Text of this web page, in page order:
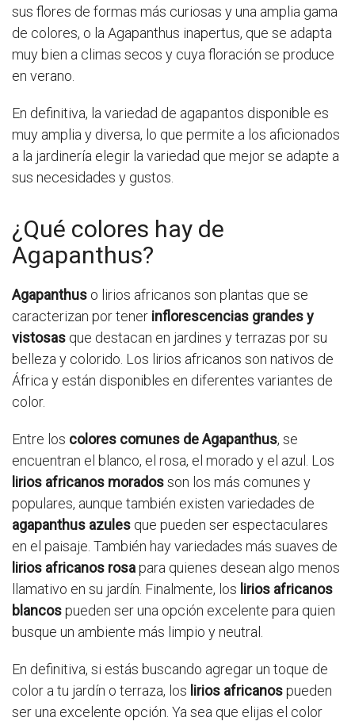
sus flores de formas más curiosas y una amplia gama
de colores, o la Agapanthus inapertus, que se adapta
muy bien a climas secos y cuya floración se produce
en verano.
En definitiva, la variedad de agapantos disponible es
muy amplia y diversa, lo que permite a los aficionados
a la jardinería elegir la variedad que mejor se adapte a
sus necesidades y gustos.
¿Qué colores hay de
Agapanthus?
Agapanthus o lirios africanos son plantas que se
caracterizan por tener inflorescencias grandes y
vistosas que destacan en jardines y terrazas por su
belleza y colorido. Los lirios africanos son nativos de
África y están disponibles en diferentes variantes de
color.
Entre los colores comunes de Agapanthus, se
encuentran el blanco, el rosa, el morado y el azul. Los
lirios africanos moradosson los más comunes y
populares, aunque también existen variedades de
agapanthus azules que pueden ser espectaculares
en el paisaje. También hay variedades más suaves de
lirios africanos rosapara quienes desean algo menos
llamativo en su jardín. Finalmente, los lirios africanos
blancospueden ser una opción excelente para quien
busque un ambiente más limpio y neutral.
En definitiva, si estás buscando agregar un toque de
color a tu jardín o terraza, los lirios africanospueden
ser una excelente opción. Ya sea que elijas el color